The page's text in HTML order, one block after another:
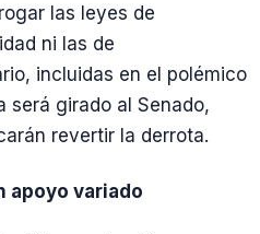
las leyes de
ni las de
incluidas en el polémico
será girado al Senado,
revertir la derrota.
apoyo variado